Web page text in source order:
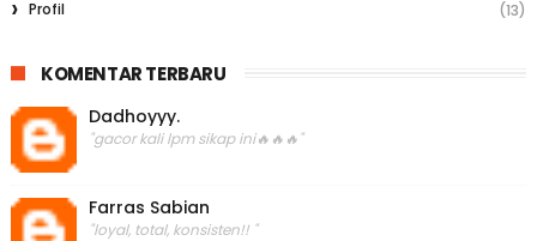
Profil
(13)
KOMENTAR TERBARU
Dadhoyyy.
"gacor kali lpm sikap ini🔥🔥🔥"
Farras Sabian
"loyal, total, konsisten!! "